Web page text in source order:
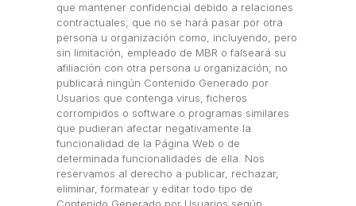
que mantener confidencial debido a relaciones
contractuales; que no se hará pasar por otra
persona u organización como, incluyendo, pero
sin limitación, empleado de MBR o falseará su
afiliación con otra persona u organización; no
publicará ningún Contenido Generado por
Usuarios que contenga virus, ficheros
corrompidos o software o programas similares
que pudieran afectar negativamente la
funcionalidad de la Página Web o de
determinada funcionalidades de ella. Nos
reservamos al derecho a publicar, rechazar,
eliminar, formatear y editar todo tipo de